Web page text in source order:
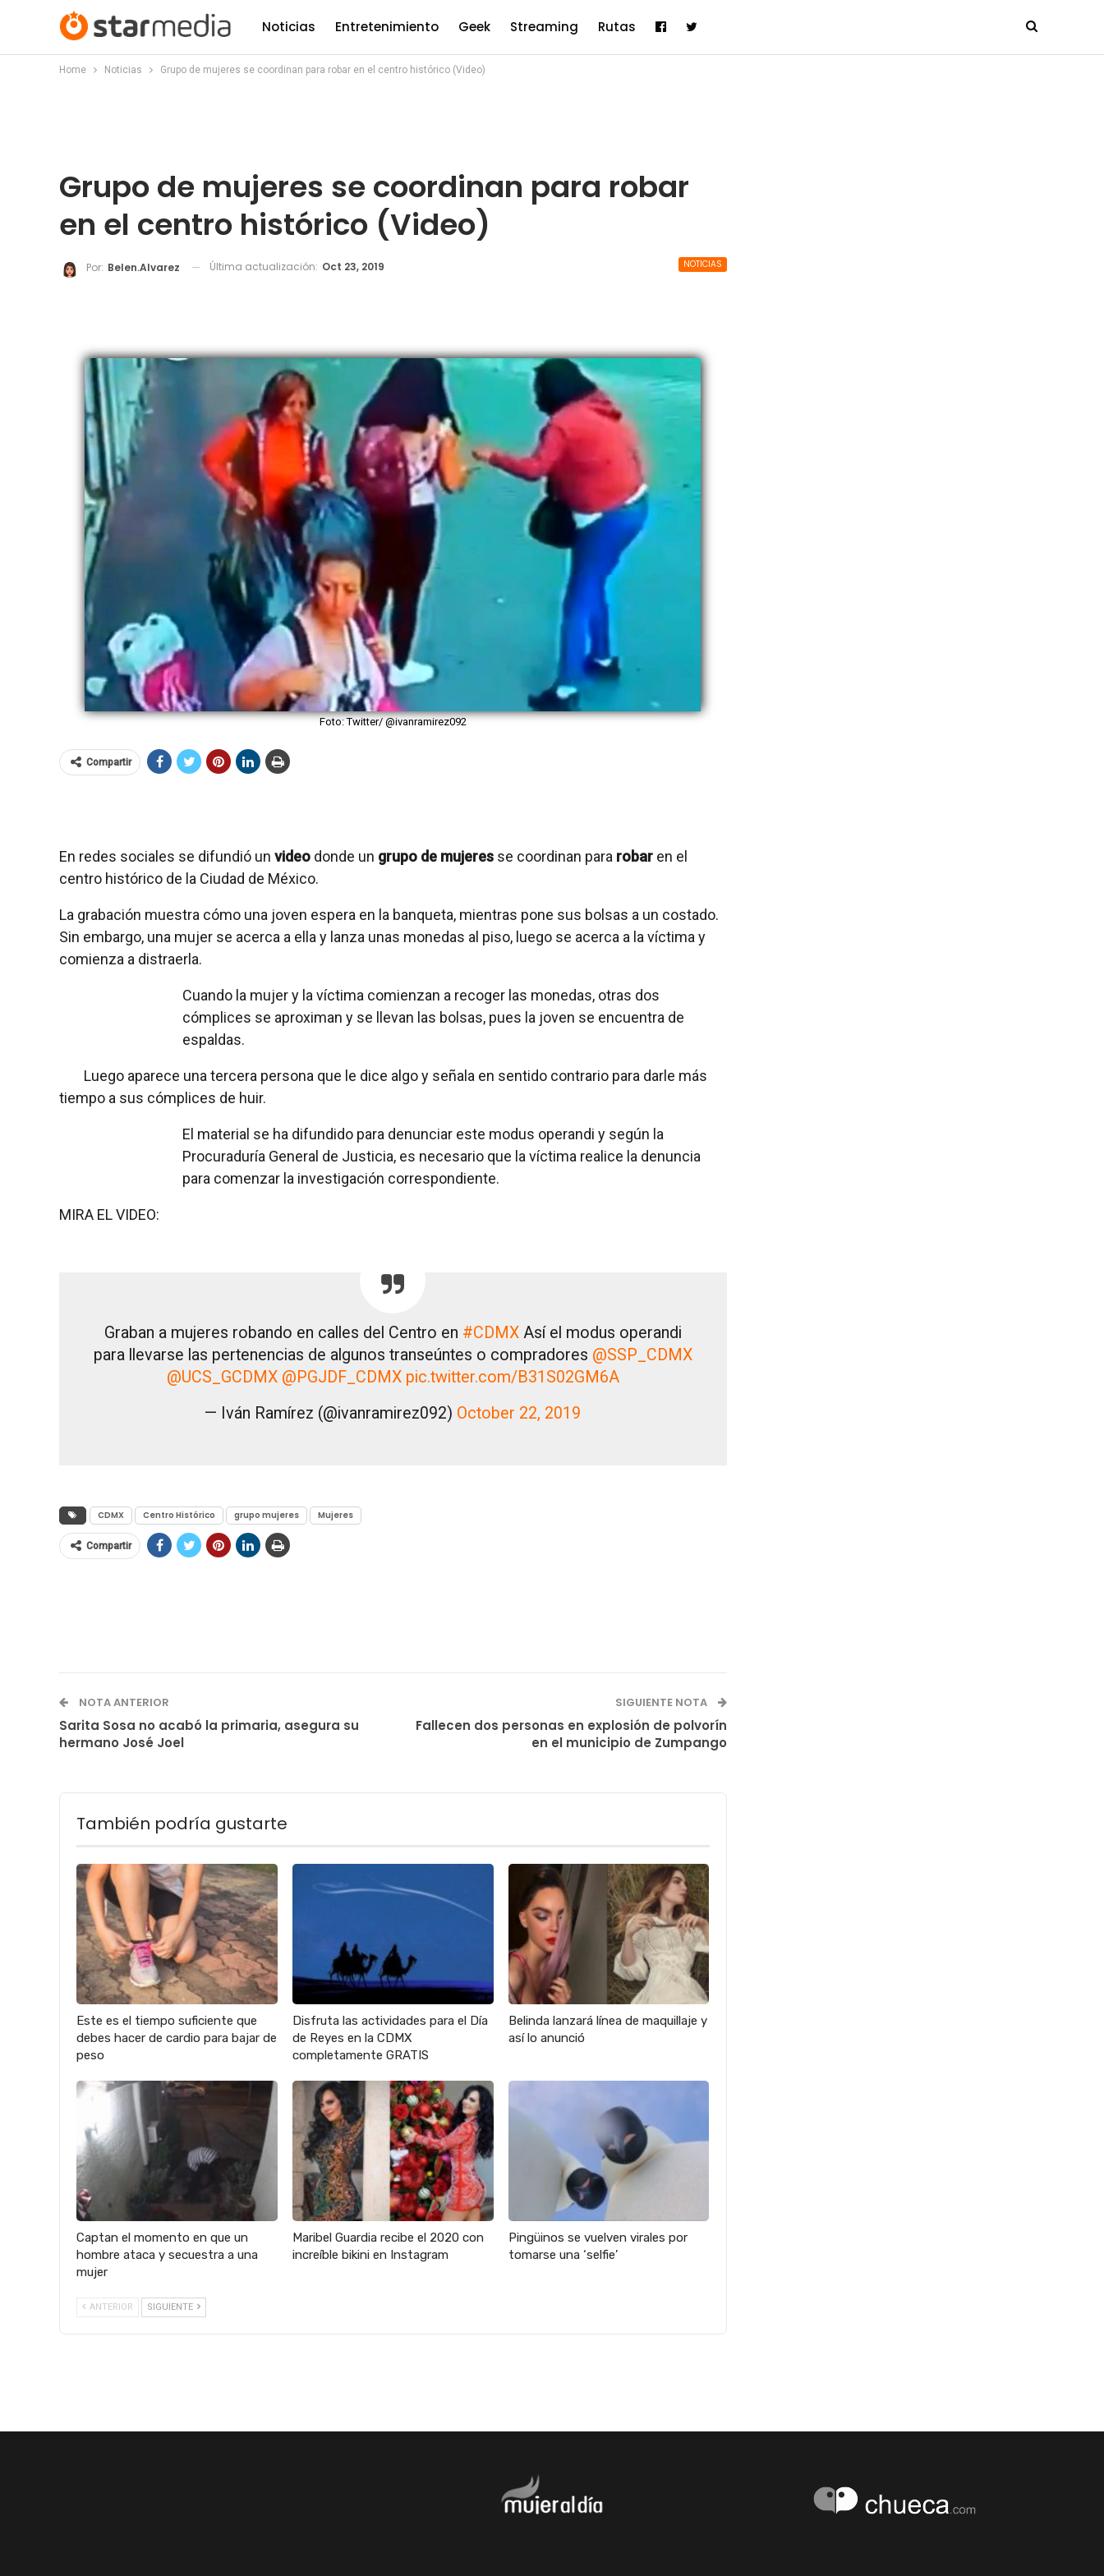
Noticias Entretenimiento Geek Streaming Rutas
Home Noticias Grupo de mujeres se coordinan para robar en el centro histórico (Video)
Grupo de mujeres se coordinan para robar
en el centro histórico (Video)
NOTICIAS
Por: Belen.alvarez Última actualización: Oct 23, 2019
Foto: Twitter/ @ivanramirez092
Compartir
En redes sociales se difundió un video donde un grupo de mujeres se coordinan para robar en el
centro histórico de la Ciudad de México.
La grabación muestra cómo una joven espera en la banqueta, mientras pone sus bolsas a un costado.
Sin embargo, una mujer se acerca a ella y lanza unas monedas al piso, luego se acerca a la víctima y
comienza a distraerla.
Cuando la mujer y la víctima comienzan a recoger las monedas, otras dos
cómplices se aproximan y se llevan las bolsas, pues la joven se encuentra de
espaldas.
Luego aparece una tercera persona que le dice algo y señala en sentido contrario para darle más
tiempo a sus cómplices de huir.
El material se ha difundido para denunciar este modus operandi y según la
Procuraduría General de Justicia, es necesario que la víctima realice la denuncia
para comenzar la investigación correspondiente.
MIRA EL VIDEO:
Graban a mujeres robando en calles del Centro en #CDMXAsí el modus operandi
para llevarse las pertenencias de algunos transeúntes o compradores @SSP_CDMX
@UCS_GCDMX @PGJDF_CDMX pic.twitter.com/B31S02GM6A
— Iván Ramírez (@ivanramirez092) October 22, 2019
CDMX Centro Histórico grupo mujeres Mujeres
Compartir
NOTA ANTERIOR
Sarita Sosa no acabó la primaria, asegura su
hermano José Joel
SIGUIENTE NOTA
Fallecen dos personas en explosión de polvorín
en el municipio de Zumpango
También podría gustarte
Este es el tiempo suficiente que
debes hacer de cardio para bajar de
peso
Disfruta las actividades para el Día
de Reyes en la CDMX
completamente GRATIS
Belinda lanzará línea de maquillaje y
así lo anunció
Captan el momento en que un
hombre ataca y secuestra a una
mujer
Maribel Guardia recibe el 2020 con
increíble bikini en Instagram
Pingüinos se vuelven virales por
tomarse una ‘selfie’
ANTERIOR SIGUIENTE